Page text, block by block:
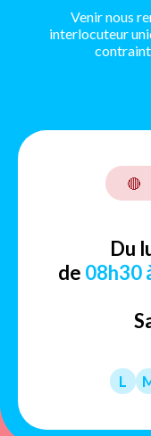
Venir nous
interlocuteur
🔴
Du
de 08h30
L